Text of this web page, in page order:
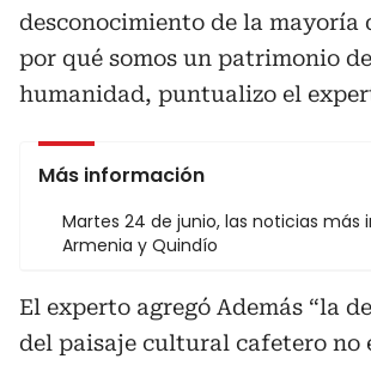
desconocimiento de la mayoría
por qué somos un patrimonio
humanidad, puntualizo el
Más información
Martes 24 de junio, las noticias más
Armenia y Quindío
El experto agregó Además “la
del paisaje cultural cafetero no